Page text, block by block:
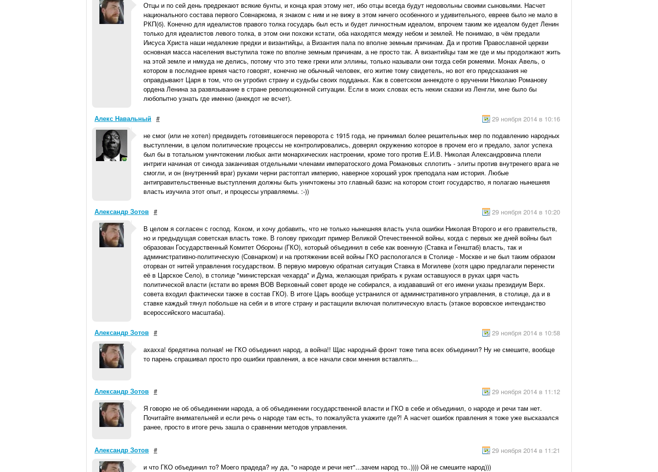
Отцы и по сей день предрекают всякие бунты, и конца края этому нет, ибо отцы всегда будут недовольны своими сыновьями. Насчет
национального состава первого Совнаркома, я знаком с ним и не вижу в этом ничего особенного и удивительного, евреев было не мало в
РКП(б). Конечно для идеалистов правого толка государь был есть и будет личностным идеалом, впрочем таким же идеалом будет Ленин
только для идеалистов левого толка, в этом они похожи кстати, оба находятся между небом и землей. Не понимаю, в чём предали
Иисуса Христа наши недалекие предки и византийцы, а Византия пала по вполне земным причинам. Да и против Православной церкви
основная масса населения выступила тоже по вполне земным причинам, а не просто так. А византийцы там же где и мы продолжают жить
на этой земле и нмкуда не делись, потому что это теже греки или эллины, только называли они тогда себя ромеями. Монах Авель, о
котором в последнее время часто говорят, конечно не обычный человек, его житие тому свидетель, но вот его предсказания не
оправдывают Царя в том, что он угробил страну и судьбы своих подданых. Как в советском аннекдоте о вручении Николаю Романову
ордена Ленина за развязывание в стране революционной ситуации. Если в моих словах есть некии сказки из Ленгли, мне было бы
любопытно узнать где именно (анекдот не всчет).
Алекс Навальный #
29 ноября 2014 в 10:16
не смог (или не хотел) предвидеть готовившегося переворота с 1915 года, не принимал более решительных мер по подавлению народных
выступлении, в целом политические процессы не контролировались, доверял окружению которое в прочем его и предало, залог успеха
был бы в тотальном уничтожении любых анти монархических настроении, кроме того против Е.И.В. Николая Александровича плели
интриги начиная от синода заканчивая отдельными членами императоского дома Романовых сплотить - элиты против внутренего врага не
смогли, и он (внутренний враг) руками черни растоптал империю, наверное хороший урок преподала нам история. Любые
антиправительственные выступления должны быть уничтожены это главный базис на котором стоит государство, я полагаю нынешняя
власть изучила этот опыт, и процессы управляемы. :-))
Александр Зотов #
29 ноября 2014 в 10:20
В целом я согласен с господ. Кохом, и хочу добавить, что не только нынешняя власть учла ошибки Николая Второго и его правительств,
но и предыдущая советская власть тоже. В голову приходит пример Великой Отечественной войны, когда с первых же дней войны был
образован Государственный Комитет Обороны (ГКО), который объединил в себе как военную (Ставка и Генштаб) власть, так и
административно-политическую (Совнарком) и на протяжении всей войны ГКО распологался в Столице - Москве и не был таким образом
оторван от нитей управления государством. В первую мировую обратная ситуация Ставка в Могилеве (хотя царю предлагали перенести
её в Царское Село), в столице "министерская чехарда" и Дума, желающая прибрать к рукам оставшуюся в руках царя часть
политической власти (кстати во время ВОВ Верховный совет вроде не собирался, а издававший от его имени указы президиум Верх.
совета входил фактически также в состав ГКО). В итоге Царь вообще устранился от административного управления, в столице, да и в
ставке каждый тянул побольше на себя и в итоге страну и растащили включая политическую власть (этакое воровское интенданство
всероссийского масштаба).
Александр Зотов #
29 ноября 2014 в 10:58
ахахха! бредятина полная! не ГКО объединил народ, а война!! Щас народный фронт тоже типа всех объединил? Ну не смешите, вообще
то парень спрашивал просто про ошибки правления, а все начали свои мнения вставлять...
Александр Зотов #
29 ноября 2014 в 11:12
Я говорю не об объединении народа, а об объединении государственной власти и ГКО в себе и объединил, о народе и речи там нет.
Почитайте внимательней и если речь о народе там есть, то пожалуйста укажите где?! А насчет ошибок правления я тоже уже высказался
ранее, просто в итоге речь зашла о сравнении методов управления.
Александр Зотов #
29 ноября 2014 в 11:21
и что ГКО объединил то? Моего прадеда? ну да, "о народе и речи нет"...зачем народ то..)))) Ой не смешите народ)))